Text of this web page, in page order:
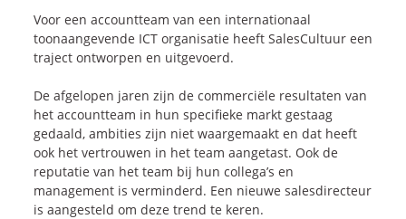
Voor wie?
Iets over joúw SalesCultuur
De partners
Onze dienstverlening
Commerciële diagnoses
(Sales)Cultuurtransformaties
Voor een accountteam van een internationaal
toonaangevende ICT organisatie heeft SalesCultuur een
traject ontworpen en uitgevoerd.
De afgelopen jaren zijn de commerciële resultaten van
het accountteam in hun specifieke markt gestaag
gedaald, ambities zijn niet waargemaakt en dat heeft
ook het vertrouwen in het team aangetast. Ook de
reputatie van het team bij hun collega’s en
management is verminderd. Een nieuwe salesdirecteur
is aangesteld om deze trend te keren.